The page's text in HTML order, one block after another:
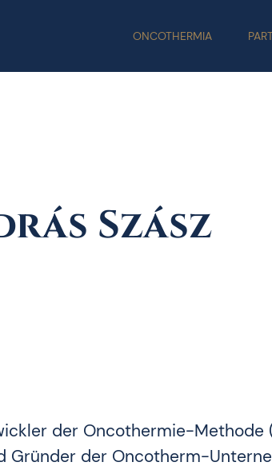
ONCOTHERMIA
Szász
der Oncothermie-
Gründer der Oncotherm-